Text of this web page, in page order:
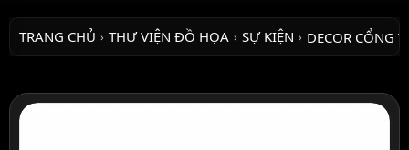
TRANG CHỦ › THƯ VIỆN ĐỒ HỌA › SỰ KIỆN › DECOR CỔNG